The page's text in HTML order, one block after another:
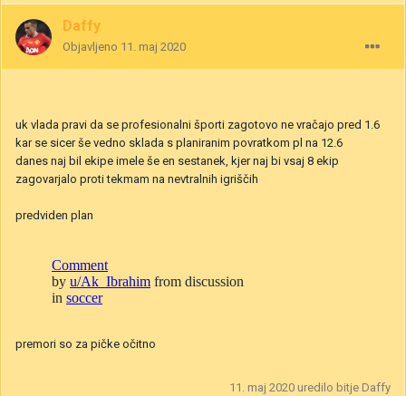
Daffy
Objavljeno 11. maj 2020
uk vlada pravi da se profesionalni športi zagotovo ne vračajo pred 1.6
kar se sicer še vedno sklada s planiranim povratkom pl na 12.6
danes naj bil ekipe imele še en sestanek, kjer naj bi vsaj 8 ekip
zagovarjalo proti tekmam na nevtralnih igriščih
predviden plan
premori so za pičke očitno
11. maj 2020 uredilo bitje Daffy